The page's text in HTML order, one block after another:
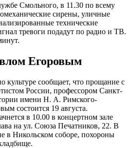
Смольного, в 11.30 по всему
сирены, уличные
технические
тревоги подадут по радио и ТВ.
Егоровым
культуре сообщает, что прощание с
России, профессором Санкт-
имени Н. А. Римского-
состоится 19 августа.
в 10.00 в концертном зале
на ул. Союза Печатников, 22. В
в Никольском соборе, похороны